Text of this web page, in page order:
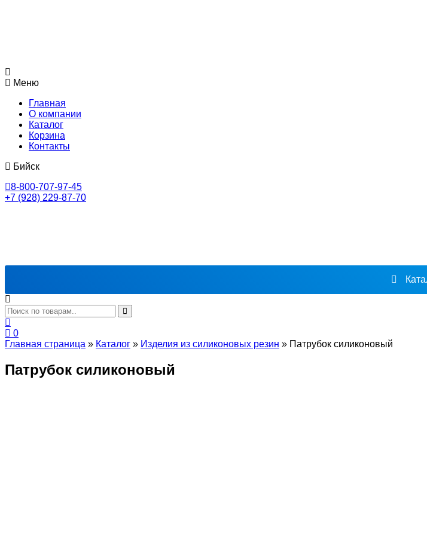
Меню
Главная
О компании
Каталог
Корзина
Контакты
Бийск
8-800-707-97-45
+7 (928) 229-87-70
0
Главная страница » Каталог » Изделия из силиконовых резин » Патрубок силиконовый
Патрубок силиконовый